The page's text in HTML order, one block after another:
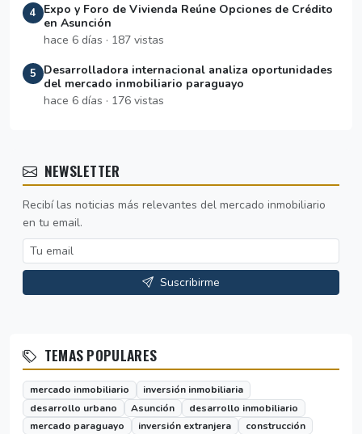
4
Expo y Foro de Vivienda Reúne Opciones de Crédito
en Asunción
hace 6 días · 187 vistas
5
Desarrolladora internacional analiza oportunidades
del mercado inmobiliario paraguayo
hace 6 días · 176 vistas
NEWSLETTER
Recibí las noticias más relevantes del mercado inmobiliario
en tu email.
Suscribirme
TEMAS POPULARES
mercado inmobiliario
inversión inmobiliaria
desarrollo urbano
Asunción
desarrollo inmobiliario
mercado paraguayo
inversión extranjera
construcción